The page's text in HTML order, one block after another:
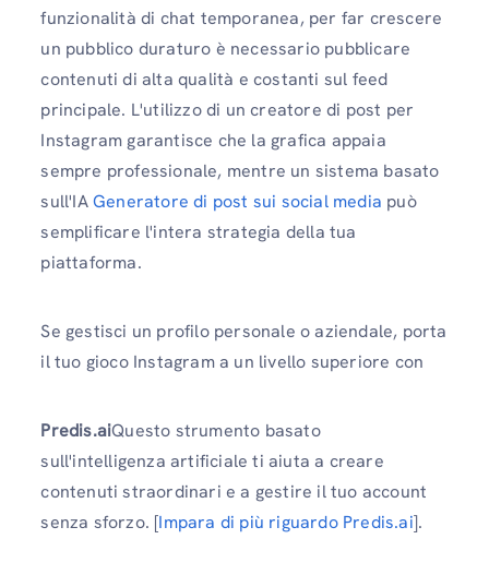
funzionalità di chat temporanea, per far crescere
un pubblico duraturo è necessario pubblicare
contenuti di alta qualità e costanti sul feed
principale. L'utilizzo di un creatore di post per
Instagram garantisce che la grafica appaia
sempre professionale, mentre un sistema basato
sull'IAGeneratore di post sui social media può
semplificare l'intera strategia della tua
piattaforma.
Se gestisci un profilo personale o aziendale, porta
il tuo gioco Instagram a un livello superiore con
Predis.aiQuesto strumento basato
sull'intelligenza artificiale ti aiuta a creare
contenuti straordinari e a gestire il tuo account
senza sforzo. [Impara di più riguardo Predis.ai].